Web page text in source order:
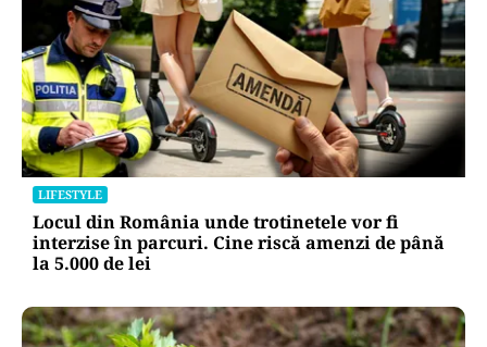
LIFESTYLE
Locul din România unde trotinetele vor fi
interzise în parcuri. Cine riscă amenzi de până
la 5.000 de lei